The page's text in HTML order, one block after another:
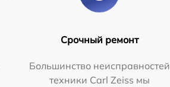
Срочный ремонт
Большинство неисправностей
техники Carl Zeiss мы